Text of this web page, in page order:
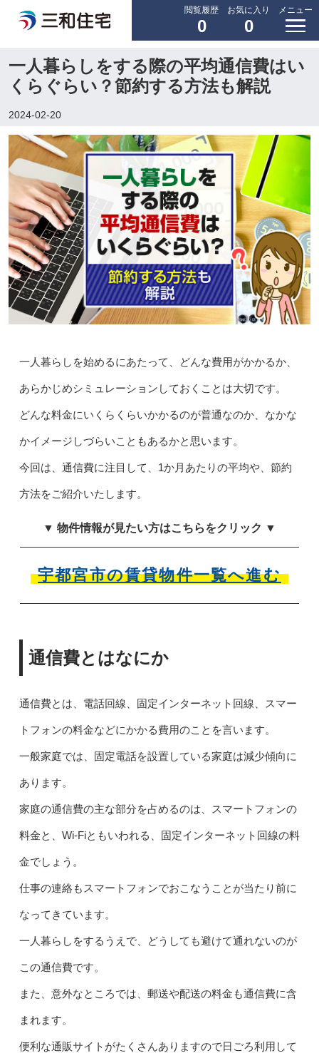
閲覧履歴
0
お気に入り
0
メニュー
一人暮らしをする際の平均通信費はい
くらぐらい？節約する方法も解説
2024-02-20
一人暮らしを始めるにあたって、どんな費用がかかるか、
あらかじめシミュレーションしておくことは大切です。
どんな料金にいくらくらいかかるのが普通なのか、なかな
かイメージしづらいこともあるかと思います。
今回は、通信費に注目して、1か月あたりの平均や、節約
方法をご紹介いたします。
▼ 物件情報が見たい方はこちらをクリック ▼
宇都宮市の賃貸物件一覧へ進む
通信費とはなにか
通信費とは、電話回線、固定インターネット回線、スマー
トフォンの料金などにかかる費用のことを言います。
一般家庭では、固定電話を設置している家庭は減少傾向に
あります。
家庭の通信費の主な部分を占めるのは、スマートフォンの
料金と、Wi-Fiともいわれる、固定インターネット回線の料
金でしょう。
仕事の連絡もスマートフォンでおこなうことが当たり前に
なってきています。
一人暮らしをするうえで、どうしても避けて通れないのが
この通信費です。
また、意外なところでは、郵送や配送の料金も通信費に含
まれます。
便利な通販サイトがたくさんありますので日ごろ利用して